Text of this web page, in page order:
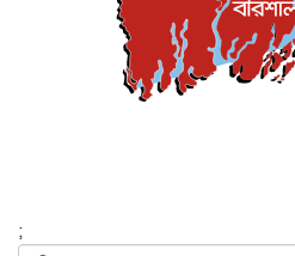
সিলেটের কন্যা মোহিনী
দেশজুড়ে
আজ থেকে সবার জন্য
জুলাইয়ের কৃতিত্ব নেওয়ার
;